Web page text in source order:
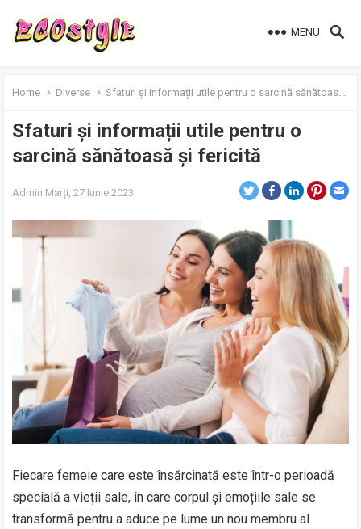
MENU
Home Diverse Sfaturi și informații utile pentru o sarcină sănătoasă și fericită
Sfaturi și informații utile pentru o
sarcină sănătoasă și fericită
Admin Marți, 27 Iunie 2023
Fiecare femeie care este însărcinată este într-o perioadă
specială a vieții sale, în care corpul și emoțiile sale se
transformă pentru a aduce pe lume un nou membru al